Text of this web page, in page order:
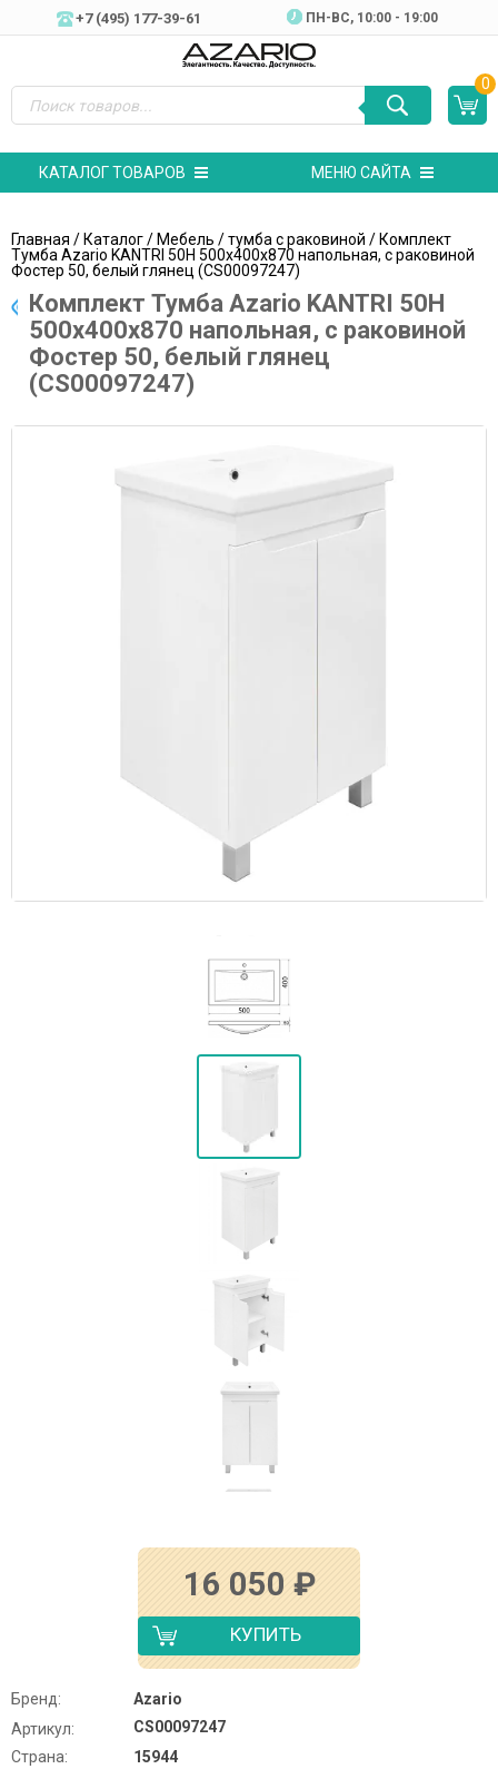
+7 (495) 177-39-61 ПН-ВC, 10:00 - 19:00
0
КАТАЛОГ ТОВАРОВ МЕНЮ САЙТА
Главная /Каталог/Мебель /тумба с раковиной / Комплект
Тумба Azario KANTRI 50Н 500х400х870 напольная, с раковиной
Фостер 50, белый глянец (CS00097247)
Комплект Тумба Azario KANTRI 50Н
500х400х870 напольная, с раковиной
Фостер 50, белый глянец
(CS00097247)
16 050 ₽
КУПИТЬ
Бренд:
Azario
Артикул:
CS00097247
Страна:
15944